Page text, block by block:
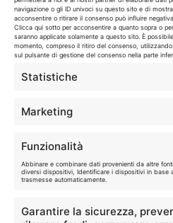
navigazione o gli ID univoci su questo sito e di
acconsentire o ritirare il consenso può influire
Clicca qui sotto per acconsentire a quanto sopra o
saranno applicate solamente a questo sito. È
momento, compreso il ritiro del consenso,
sul pulsante di gestione del consenso nella parte
Statistiche
Marketing
Funzionalità
Abbinare e combinare dati provenienti da altre
diversi dispositivi, Identificare i dispositivi in base
trasmesse automaticamente.
Garantire la sicurezza,
🛒
Spesa
Disclaimer
I marchi citati appartengono ai